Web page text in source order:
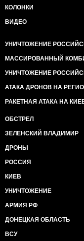
КОЛОНКИ
ВИДЕО
УНИЧТОЖЕНИЕ
МАССИРОВАННЫЙ
УНИЧТОЖЕНИЕ
АТАКА ДРОНОВ НА
РАКЕТНАЯ АТАКА НА
ОБСТРЕЛ
ЗЕЛЕНСКИЙ ВЛАДИМИР
ДРОНЫ
РОССИЯ
КИЕВ
УНИЧТОЖЕНИЕ
АРМИЯ РФ
ДОНЕЦКАЯ ОБЛАСТЬ
ВСУ